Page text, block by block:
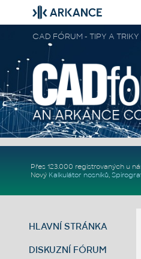
CAD FÓRUM - TIPY A
Přes 123.000 registrovaných u
Nový Kalkulátor nosníků,
HLAVNÍ STRÁNKA
DISKUZNÍ FÓRUM